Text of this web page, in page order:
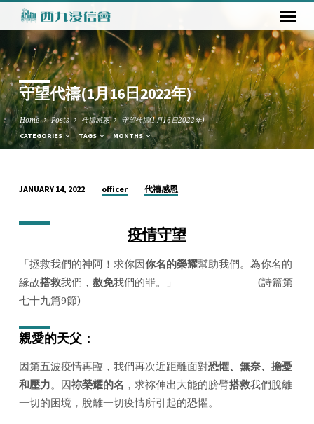
守望代禱(1月16日2022年)
Home Posts 代禱感恩 守望代禱(1月16日2022年)
CATEGORIES TAGS MONTHS
望
禱
(1
月
16
日
2022
年)
JANUARY 14, 2022 officer 代禱感恩
疫情守望
「拯救我們的神阿！求你因你名的榮耀幫助我們。為你名的
緣故搭救我們， 赦免我們的罪。」 (詩篇第
七十九篇9節)
親愛的天父：
因第五波疫情再臨，我們再次近距離面對恐懼、無奈、擔憂
和壓力。因祢榮耀的名 ，求祢伸出大能的膀臂搭救我們脫離
一切的困境，脫離一切疫情所引起的恐懼。